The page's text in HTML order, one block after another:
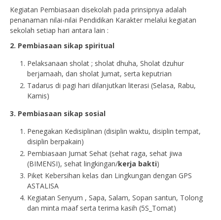
Kegiatan Pembiasaan disekolah pada prinsipnya adalah
penanaman nilai-nilai Pendidikan Karakter melalui kegiatan
sekolah setiap hari antara lain :
2. Pembiasaan sikap spiritual
Pelaksanaan sholat ; sholat dhuha, Sholat dzuhur
berjamaah, dan sholat Jumat, serta keputrian
Tadarus di pagi hari dilanjutkan literasi (Selasa, Rabu,
Kamis)
3. Pembiasaan sikap sosial
Penegakan Kedisiplinan (disiplin waktu, disiplin tempat,
disiplin berpakain)
Pembiasaan Jumat Sehat (sehat raga, sehat jiwa
(BIMENSI), sehat lingkingan/kerja bakti)
Piket Kebersihan kelas dan Lingkungan dengan GPS
ASTALISA
Kegiatan Senyum , Sapa, Salam, Sopan santun, Tolong
dan minta maaf serta terima kasih (5S_Tomat)